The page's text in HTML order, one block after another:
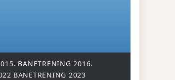
BANETRENING 2016.
BANETRENING 2023